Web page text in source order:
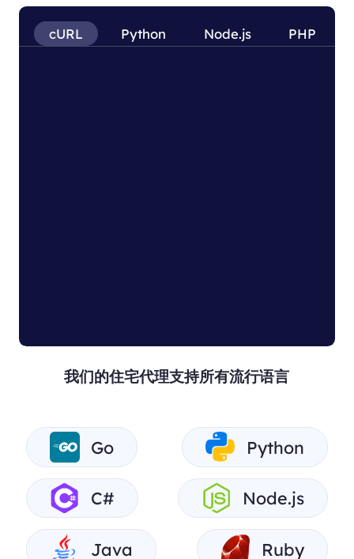
cURL Python Node.js PHP
我们的住宅代理支持所有流行语言
Go Python
C# Node.js
Java Ruby